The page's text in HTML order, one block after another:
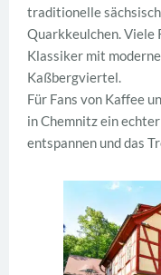
traditionelle
Quarkkeulchen. Viele
Klassiker mit
Kaßbergviertel.
Für Fans von Kaffee
in Chemnitz ein
entspannen und das